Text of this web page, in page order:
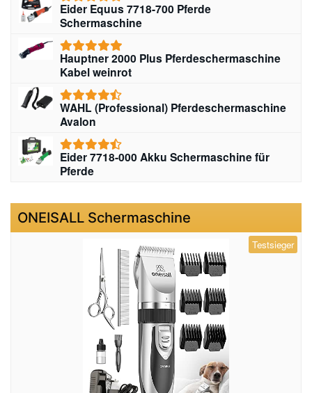
Eider Equus 7718-700 Pferde
Schermaschine
Hauptner 2000 Plus Pferdeschermaschine
Kabel weinrot
WAHL (Professional) Pferdeschermaschine
Avalon
Eider 7718-000 Akku Schermaschine für
Pferde
ONEISALL Schermaschine
Testsieger